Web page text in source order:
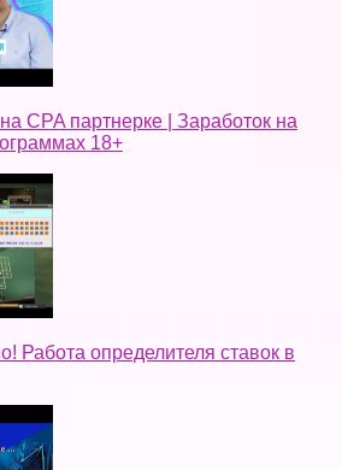
CPA партнерке | Заработок на
18+
Работа определителя ставок в